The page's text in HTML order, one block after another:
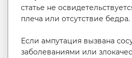
статье не
плеча или отсутствие бедра.
Если ампутация вызвана
заболеваниями или